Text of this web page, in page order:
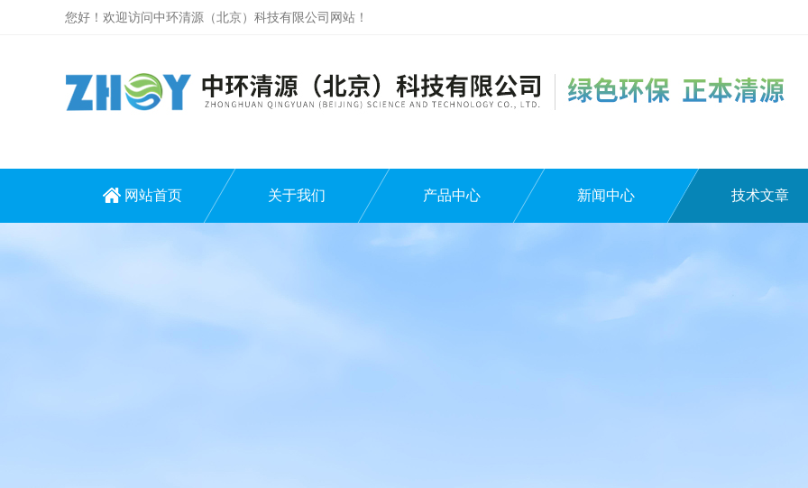
您好！欢迎访问中环清源（北京）科技有限公司网站！
网站首页 关于我们 产品中心 新闻中心 技术文章